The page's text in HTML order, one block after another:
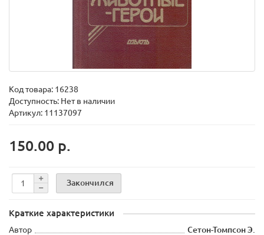
Код товара: 16238
Доступность: Нет в наличии
Артикул: 11137097
150.00 р.
Закончился
Краткие характеристики
Автор
Сетон-Томпсон Э.